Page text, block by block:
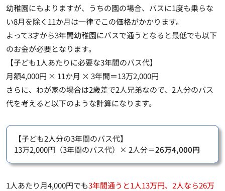
幼稚園にもよりますが、うちの園の場合、バスに1度も乗らな
い8月を除く11か月は一律でこの価格がかかります。
よって3才から3年間幼稚園にバスで通うとなると最低でも以下
のお金が必要となります。
【子ども1人あたりに必要な3年間のバス代】
月額4,000円 × 11か月 × 3年間＝13万2,000円
さらに、わが家の場合は2歳差で2人兄弟なので、2人分のバス
代を考えると以下のような計算になります。
【子ども2人分の3年間のバス代】
13万2,000円（3年間のバス代）× 2人分＝26万4,000円
1人あたり月4,000円でも3年間通うと1人13万円、2人なら26万